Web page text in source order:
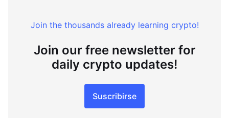
Join the thousands already learning crypto!
Join our free newsletter for
daily crypto updates!
Suscribirse